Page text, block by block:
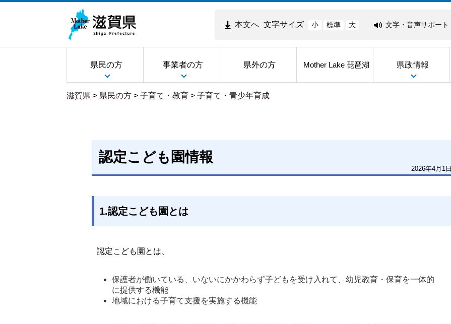
本文へ 文字サイズ 小 標準 大 文字・音声サポート
県民の方 事業者の方 県外の方 Mother Lake 琵琶湖 県政情報
滋賀県 > 県民の方 > 子育て・教育 > 子育て・青少年育成
認定こども園情報
2026年4月1日
1.認定こども園とは
認定こども園とは、
保護者が働いている、いないにかかわらず子どもを受け入れて、幼児教育・保育を一体的
に提供する機能
地域における子育て支援を実施する機能